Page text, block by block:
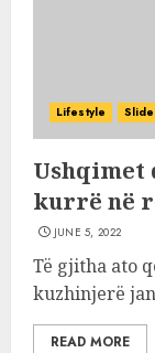
Lifestyle
Ushqimet
kurrë në
JUNE 5, 2022
Të gjitha ato
kuzhinjerë
READ MORE